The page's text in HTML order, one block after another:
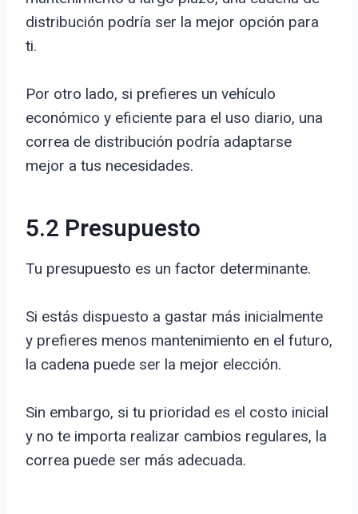
distribución podría ser la mejor opción para
ti.
Por otro lado, si prefieres un vehículo
económico y eficiente para el uso diario, una
correa de distribución podría adaptarse
mejor a tus necesidades.
5.2 Presupuesto
Tu presupuesto es un factor determinante.
Si estás dispuesto a gastar más inicialmente
y prefieres menos mantenimiento en el futuro,
la cadena puede ser la mejor elección.
Sin embargo, si tu prioridad es el costo inicial
y no te importa realizar cambios regulares, la
correa puede ser más adecuada.